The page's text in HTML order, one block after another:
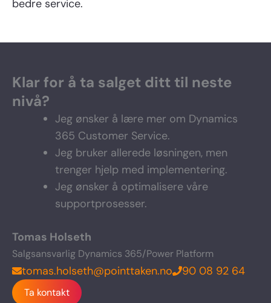
bedre service.
Klar for å ta salget ditt til neste
nivå?
Jeg ønsker å lære mer om Dynamics
365 Customer Service.
Jeg bruker allerede løsningen, men
trenger hjelp med implementering.
Jeg ønsker å optimalisere våre
supportprosesser.
Tomas Holseth
Salgsansvarlig Dynamics 365/Power Platform
tomas.holseth@pointtaken.no 90 08 92 64
Ta kontakt